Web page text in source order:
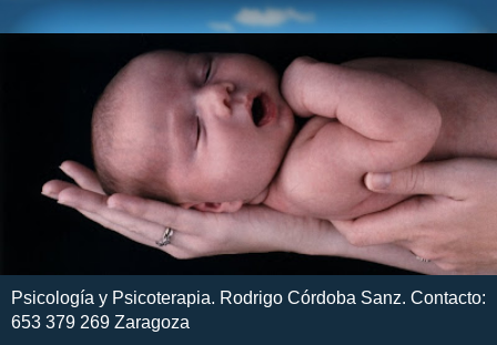
Psicología y Psicoterapia. Rodrigo Córdoba Sanz. Contacto:
653 379 269 Zaragoza